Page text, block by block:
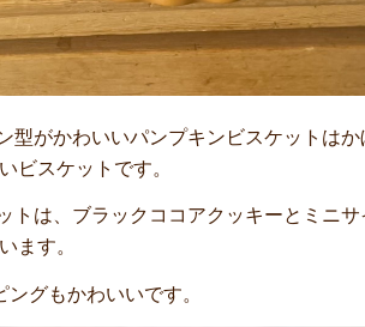
型がかわいいパンプキンビスケットはか
ビスケットです。
トは、ブラックココアクッキーとミニ
ます。
グもかわいいです。